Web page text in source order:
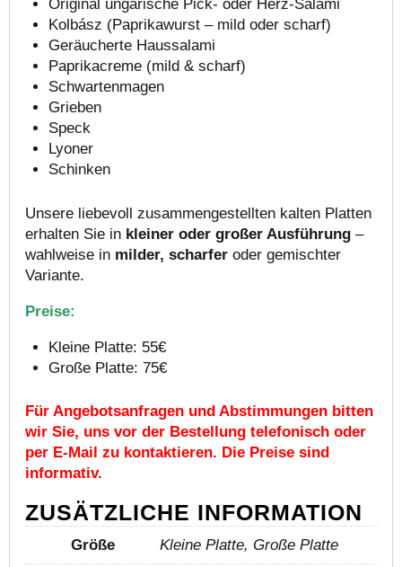
Original ungarische Pick- oder Herz-Salami
Kolbász (Paprikawurst – mild oder scharf)
Geräucherte Haussalami
Paprikacreme (mild & scharf)
Schwartenmagen
Grieben
Speck
Lyoner
Schinken
Unsere liebevoll zusammengestellten kalten Platten
erhalten Sie in kleiner oder großer Ausführung –
wahlweise in milder, scharfer oder gemischter
Variante.
Preise:
Kleine Platte: 55€
Große Platte: 75€
Für Angebotsanfragen und Abstimmungen bitten
wir Sie, uns vor der Bestellung telefonisch oder
per E-Mail zu kontaktieren. Die Preise sind
informativ.
ZUSÄTZLICHE INFORMATION
Größe Kleine Platte, Große Platte